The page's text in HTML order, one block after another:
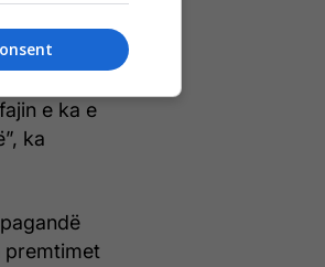
bodrum
e ka e
ka
premtimet